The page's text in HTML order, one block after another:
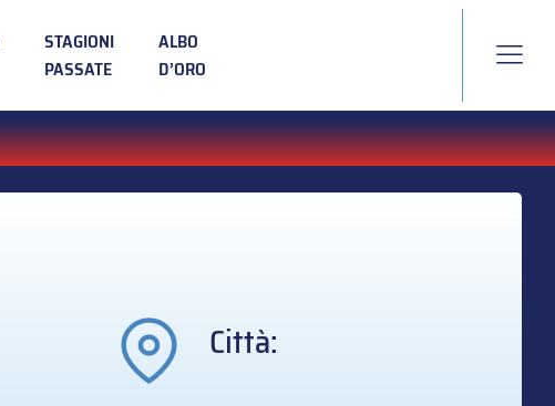
STAGIONI
PASSATE
ALBO
D’ORO
Città: